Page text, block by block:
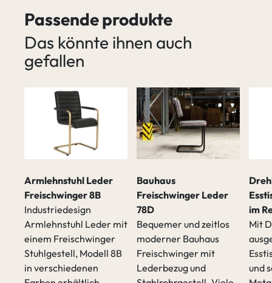
Passende produkte
Das könnte ihnen auch
gefallen
Armlehnstuhl Leder
Freischwinger 8B
Industriedesign
Armlehnstuhl Leder mit
einem Freischwinger
Stuhlgestell, Modell 8B
in verschiedenen
Bauhaus
Freischwinger Leder
78D
Bequemer und zeitlos
moderner Bauhaus
Freischwinger mit
Lederbezug und
im
Mit
und